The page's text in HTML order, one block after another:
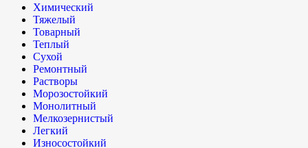
Химический
Тяжелый
Товарный
Теплый
Сухой
Ремонтный
Растворы
Морозостойкий
Монолитный
Мелкозернистый
Легкий
Износостойкий